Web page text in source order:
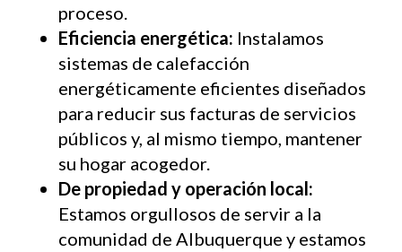
proceso.
Eficiencia energética: Instalamos
sistemas de calefacción
energéticamente eficientes diseñados
para reducir sus facturas de servicios
públicos y, al mismo tiempo, mantener
su hogar acogedor.
De propiedad y operación local:
Estamos orgullosos de servir a la
comunidad de Albuquerque y estamos